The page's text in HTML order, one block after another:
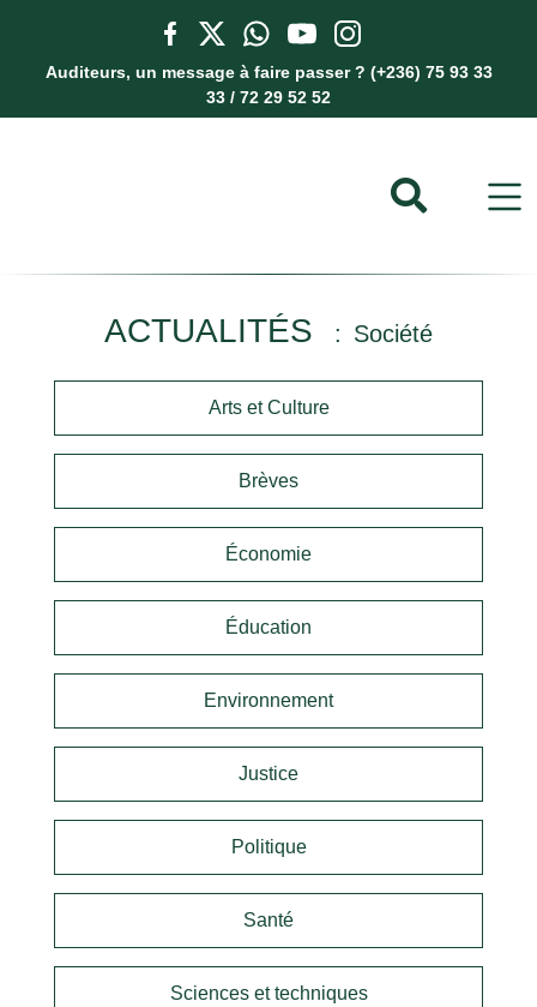
Auditeurs, un message à faire passer ? (+236) 75 93 33
33 / 72 29 52 52
ACTUALITÉS Société
Arts et Culture
Brèves
Économie
Éducation
Environnement
Justice
Politique
Santé
Sciences et techniques